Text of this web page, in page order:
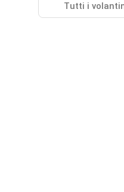
Tutti i